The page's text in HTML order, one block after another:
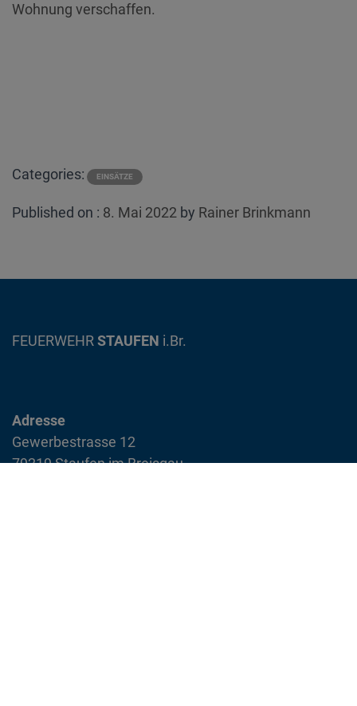
Wohnung verschaffen.
Categories: EINSÄTZE
Published on : Posted
8. Mai 2022 by Rainer Brinkmann
FEUERWEHR STAUFEN i.Br.
Adresse
Gewerbestrasse 12
79219 Staufen im Breisgau